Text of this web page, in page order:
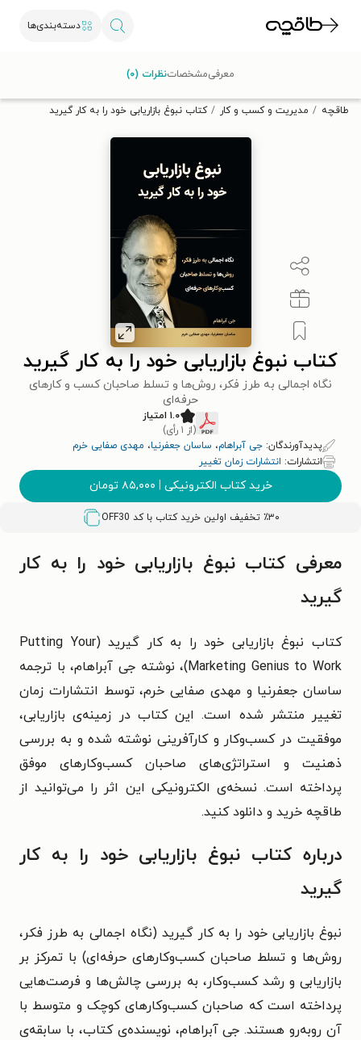
دسته‌بندی‌ها
تخفیف از طاقچه دریافت کن.
طاقچه مدیریت و کسب و کار کتاب نبوغ بازاریابی خود را به کار گیرید
کتاب نبوغ بازاریابی خود را به کار گیرید
نگاه اجمالی به طرز فکر، روش‌ها و تسلط صاحبان کسب و کارهای
حرفه‌ای
۱.۰ امتیاز
(از ۱ رأی)
پدیدآورندگان: جی آبراهام، ساسان جعفرنیا، مهدی صفایی خرم
انتشارات: انتشارات زمان تغییر
خرید کتاب الکترونیکی | ۸۵,۰۰۰ تومان
٪۳۰ تخفیف اولین خرید کتاب با کد OFF30
معرفیمشخصاتنظرات (۰)
معرفی کتاب نبوغ بازاریابی خود را به کار
گیرید
کتاب نبوغ بازاریابی خود را به کار گیرید(
Putting Your
Marketing Genius to Work)، نوشته جی آبراهام، با ترجمه
ساسان جعفرنیا و مهدی صفایی خرم، توسط انتشارات زمان
تغییر منتشر شده است. این کتاب در زمینه‌ی بازاریابی،
موفقیت در کسب‌وکار و کارآفرینی نوشته شده و به بررسی
ذهنیت و استراتژی‌های صاحبان کسب‌وکارهای موفق
پرداخته است. نسخه‌ی الکترونیکی این اثر را می‌توانید از
طاقچه خرید و دانلود کنید.
درباره کتاب نبوغ بازاریابی خود را به کار
گیرید
نبوغ بازاریابی خود را به کار گیرید (نگاه اجمالی به طرز فکر،
روش‌ها و تسلط صاحبان کسب‌و‌کارهای حرفه‌ای) با تمرکز بر
بازاریابی و رشد کسب‌وکار، به بررسی چالش‌ها و فرصت‌هایی
پرداخته است که صاحبان کسب‌وکارهای کوچک و متوسط با
آن روبه‌رو هستند. جی آبراهام، نویسنده‌ی کتاب، با سابقه‌ی